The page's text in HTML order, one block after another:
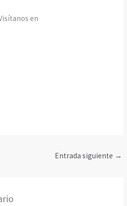
en
Entrada siguiente →